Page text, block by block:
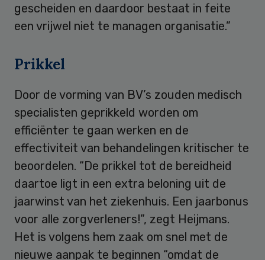
gescheiden en daardoor bestaat in feite
een vrijwel niet te managen organisatie.”
Prikkel
Door de vorming van BV’s zouden medisch
specialisten geprikkeld worden om
efficiënter te gaan werken en de
effectiviteit van behandelingen kritischer te
beoordelen. “De prikkel tot de bereidheid
daartoe ligt in een extra beloning uit de
jaarwinst van het ziekenhuis. Een jaarbonus
voor alle zorgverleners!”, zegt Heijmans.
Het is volgens hem zaak om snel met de
nieuwe aanpak te beginnen “omdat de